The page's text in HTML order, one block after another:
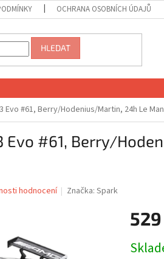
OCHRANA OSOBNÍCH ÚDAJŮ
HLEDAT
Evo #61, Berry/Hodenius/Martin, 24h Le
Evo #61, Berry/
hodnocení Značka:Spark
cena: